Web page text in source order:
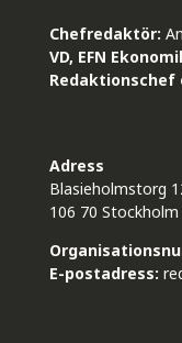
Chefredaktör:
VD, EFN
Adress
Blasieholmstorg
106 70 Stockholm
E-postadress: